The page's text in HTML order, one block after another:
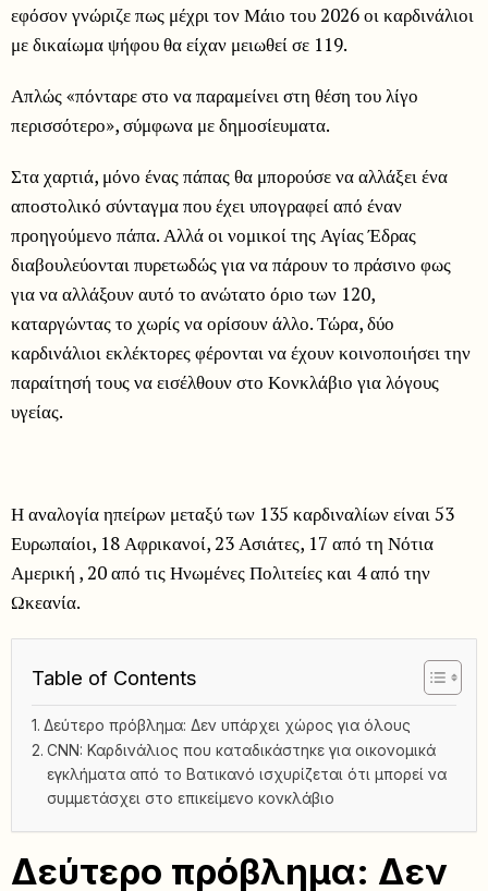
εφόσον γνώριζε πως μέχρι τον Μάιο του 2026 οι καρδινάλιοι
με δικαίωμα ψήφου θα είχαν μειωθεί σε 119.
Απλώς «πόνταρε στο να παραμείνει στη θέση του λίγο
περισσότερο», σύμφωνα με δημοσίευματα.
Στα χαρτιά, μόνο ένας πάπας θα μπορούσε να αλλάξει ένα
αποστολικό σύνταγμα που έχει υπογραφεί από έναν
προηγούμενο πάπα. Αλλά οι νομικοί της Αγίας Έδρας
διαβουλεύονται πυρετωδώς για να πάρουν το πράσινο φως
για να αλλάξουν αυτό το ανώτατο όριο των 120,
καταργώντας το χωρίς να ορίσουν άλλο. Τώρα, δύο
καρδινάλιοι εκλέκτορες φέρονται να έχουν κοινοποιήσει την
παραίτησή τους να εισέλθουν στο Κονκλάβιο για λόγους
υγείας.
Η αναλογία ηπείρων μεταξύ των 135 καρδιναλίων είναι 53
Ευρωπαίοι, 18 Αφρικανοί, 23 Ασιάτες, 17 από τη Νότια
Αμερική , 20 από τις Ηνωμένες Πολιτείες και 4 από την
Ωκεανία.
Table of Contents
Δεύτερο πρόβλημα: Δεν υπάρχει χώρος για όλους
CNN: Καρδινάλιος που καταδικάστηκε για οικονομικά
εγκλήματα από το Βατικανό ισχυρίζεται ότι μπορεί να
συμμετάσχει στο επικείμενο κονκλάβιο
Δεύτερο πρόβλημα: Δεν